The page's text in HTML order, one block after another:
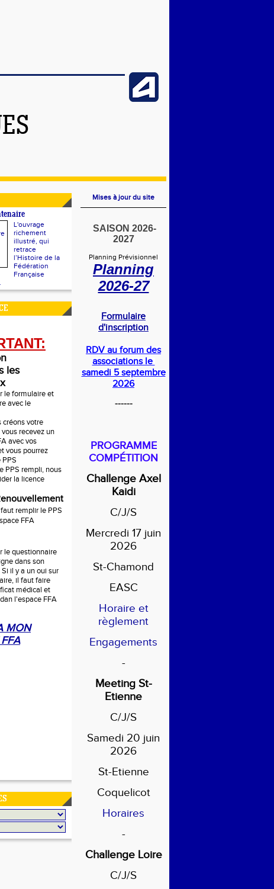
L'ouvrage
richement
illustré, qui
retrace
l’Histoire de la
Fédération
Française
les
le formulaire et
avec le
créons votre
recevez un
avec vos
vous pourrez
PPS rempli, nous
la licence
faut remplir le PPS
FFA
le questionnaire
dans son
il y a un oui sur
il faut faire
médical et
l'espace FFA
MON
Mises à jour du site
SAISON 2026-
2027
Planning Prévisionnel
Planning
2026-27
Formulaire
d'inscription
RDV au forum des
associations le
samedi 5 septembre
2026
------
PROGRAMME
COMPÉTITION
Challenge Axel
Kaidi
C/J/S
Mercredi 17 juin
2026
St-Chamond
EASC
Horaire et
règlement
Engagements
-
Meeting St-
Etienne
C/J/S
Samedi 20 juin
2026
St-Etienne
Coquelicot
Horaires
-
Challenge Loire
C/J/S